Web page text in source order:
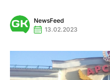
NewsFeed
13.02.2023